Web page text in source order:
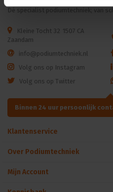
Dé specialist podiumtechniek; van
Kleine Tocht 32 1507 CA
Zaandam
info@podiumtechniek.nl
Volg ons op Instagram
Volg ons op Twitter
Binnen 24 uur persoonlijk
Klantenservice
Over Podiumtechniek
Mijn Account